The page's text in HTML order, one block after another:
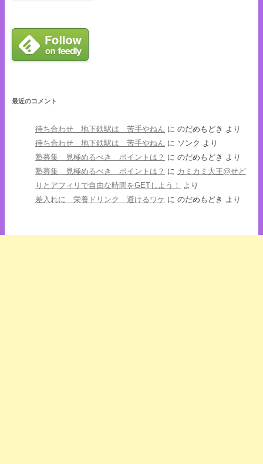
最近のコメント
待ち合わせ 地下鉄駅は 苦手やねん に のだめもどき より
待ち合わせ 地下鉄駅は 苦手やねん に ソンク より
塾募集 見極めるべき ポイントは？ に のだめもどき より
塾募集 見極めるべき ポイントは？ に カミカミ大王@せど
りとアフィリで自由な時間をGETしよう！
より
差入れに 栄養ドリンク 避けるワケ に のだめもどき より